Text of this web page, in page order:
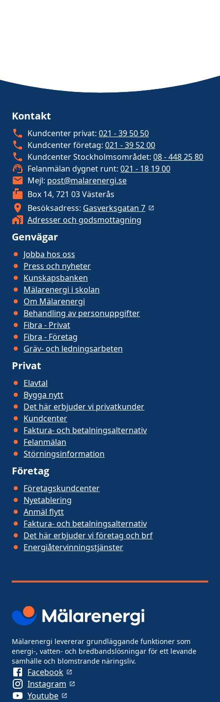
Kontakt
Kundcenter privat: 021 - 39 50 50
Kundcenter företag: 021 - 39 52 00
Kundcenter Stockholmsområdet: 08 - 448 25 80
Felanmälan dygnet runt: 021 - 18 19 00
Mejl: post@malarenergi.se
Box 14, 721 03 Västerås
Besöksadress: Gasverksgatan 7
Adresser och godsmottagning
Genvägar
Jobba hos oss
Press och nyheter
Kunskapsbanken
Mälarenergi i skolan
Om Mälarenergi
Behandling av personuppgifter
Fibra - Privat
Fibra - Företag
Gräv- och ledningsarbeten
Privat
Elavtal
Bygga nytt
Det här erbjuder vi privatkunder
Kundcenter
Faktura- och betalningsalternativ
Felanmälan
Störningsinformation
Företag
Företagskundcenter
Nyetablering
Anmäl flytt
Faktura- och betalningsalternativ
Det här erbjuder vi företag och brf
Energiåtervinningstjänster
Mälarenergi levererar grundläggande funktioner som
energi-, vatten- och bredbandslösningar för ett levande
samhälle och blomstrande näringsliv.
Facebook
Instagram
Youtube